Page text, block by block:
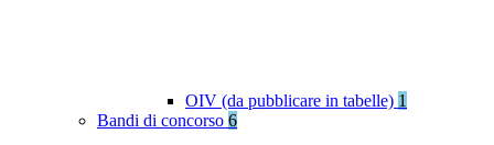
OIV (da pubblicare in tabelle) 1
Bandi di concorso 6